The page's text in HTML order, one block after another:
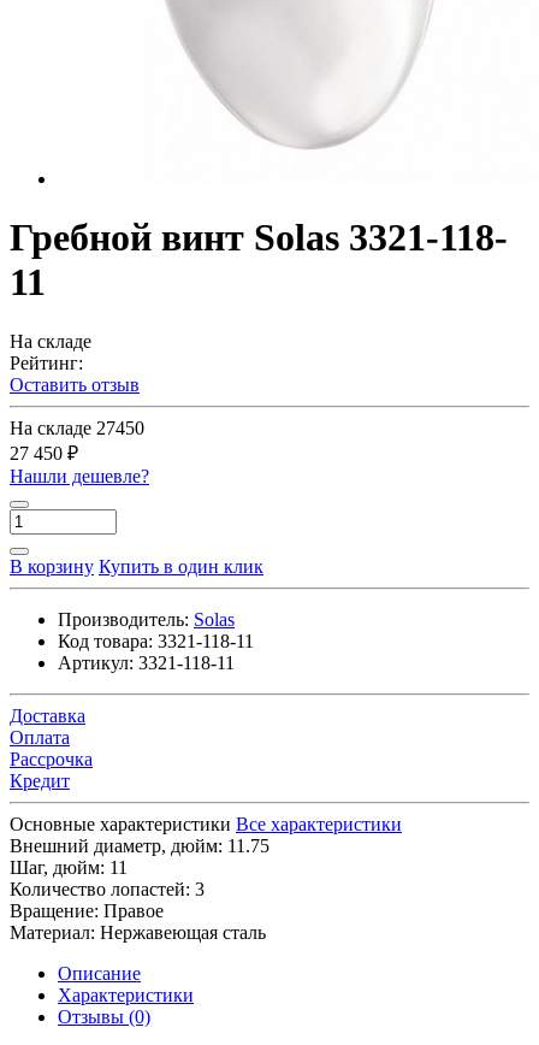
Гребной винт Solas 3321-118-
11
На складе
Рейтинг:
Оставить отзыв
На складе 27450
27 450 ₽
Нашли дешевле?
В корзину Купить в один клик
Производитель: Solas
Код товара: 3321-118-11
Артикул: 3321-118-11
Доставка
Оплата
Рассрочка
Кредит
Основные характеристики Все характеристики
Внешний диаметр, дюйм: 11.75
Шаг, дюйм: 11
Количество лопастей: 3
Вращение: Правое
Материал: Нержавеющая сталь
Описание
Характеристики
Отзывы (0)